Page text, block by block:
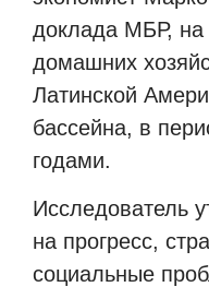
доклада МБР, на
домашних
Латинской
бассейна, в
годами.
Исследователь
на прогресс,
социальные